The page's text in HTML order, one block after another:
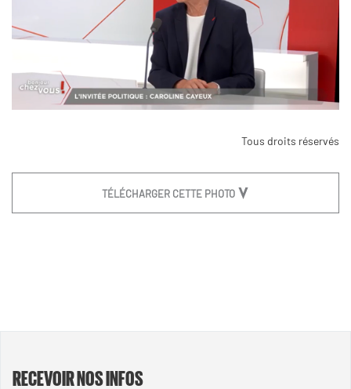
Tous droits réservés
TÉLÉCHARGER CETTE PHOTO
RECEVOIR NOS INFOS